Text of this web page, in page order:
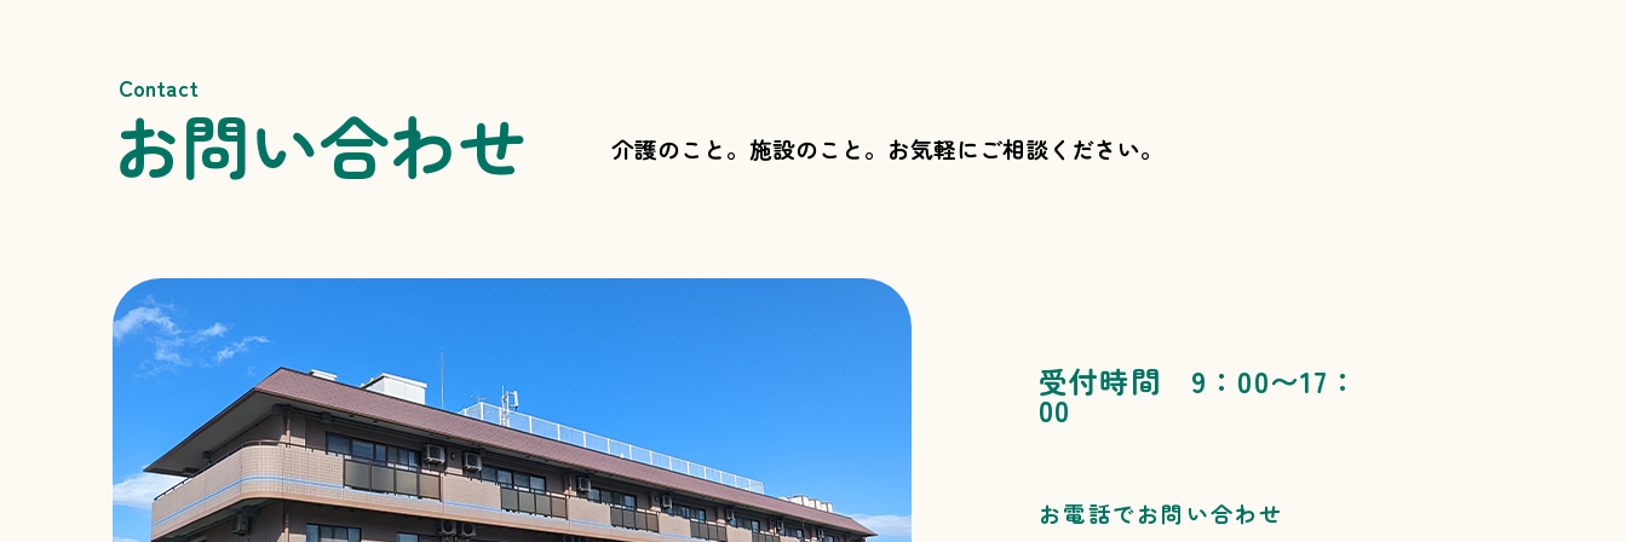
Contact
お問い合わせ 介護のこと。施設のこと。 お気軽にご相談ください。
受付時間 9：00〜17：
00
お電話でお問い合わせ